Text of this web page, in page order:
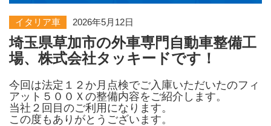
イタリア車 2026年5月12日
埼玉県草加市の外車専門自動車整備工
場、株式会社タッキードです！
今回は法定１２か月点検でご入庫いただいたのフィ
アット５００Ｘの整備内容をご紹介します。
当社２回目のご利用になります。
この度もありがとうございます。